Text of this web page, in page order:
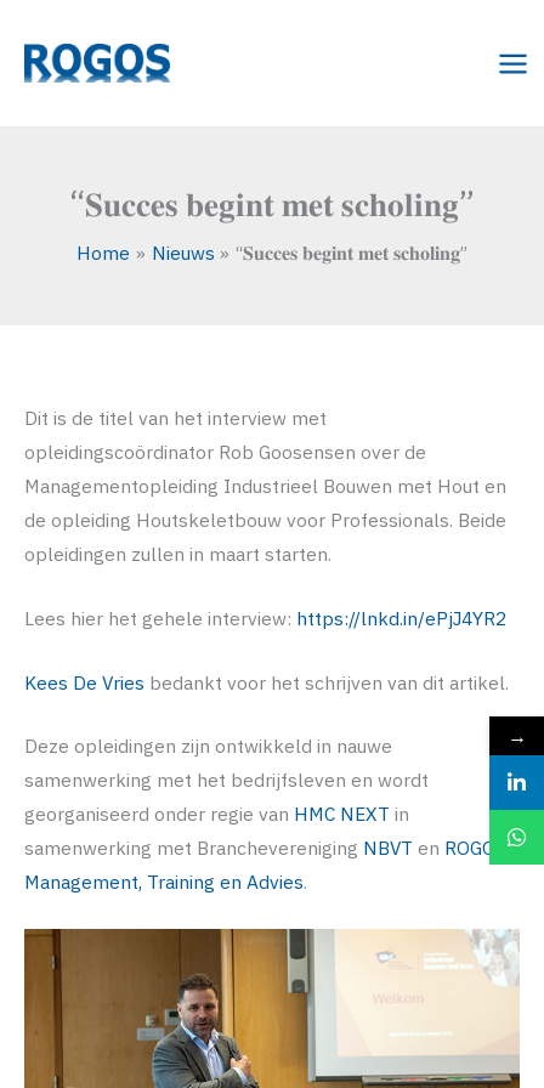
naar
“𝐒𝐮𝐜𝐜𝐞𝐬 𝐛𝐞𝐠𝐢𝐧𝐭 𝐦𝐞𝐭 𝐬𝐜𝐡𝐨𝐥𝐢𝐧𝐠”
Home Nieuws “𝐒𝐮𝐜𝐜𝐞𝐬 𝐛𝐞𝐠𝐢𝐧𝐭 𝐦𝐞𝐭 𝐬𝐜𝐡𝐨𝐥𝐢𝐧𝐠”
Dit is de titel van het interview met
opleidingscoördinator Rob Goosensen over de
Managementopleiding Industrieel Bouwen met Hout en
de opleiding Houtskeletbouw voor Professionals. Beide
opleidingen zullen in maart starten.
Lees hier het gehele interview: https://lnkd.in/ePjJ4YR2
Kees De Vries bedankt voor het schrijven van dit artikel.
Deze opleidingen zijn ontwikkeld in nauwe
samenwerking met het bedrijfsleven en wordt
georganiseerd onder regie van HMC NEXT in
samenwerking met Branchevereniging NBVT en ROGOS
Management, Training en Advies.
→